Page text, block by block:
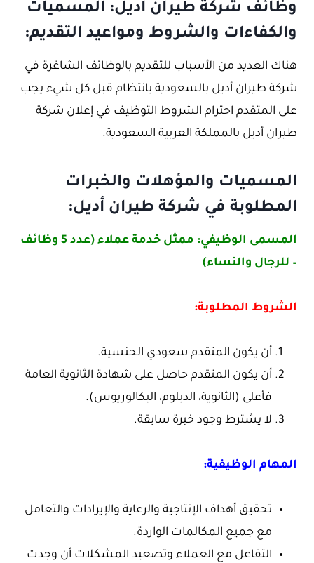
وظائف شركة طيران أديل: المسميات
والكفاءات والشروط ومواعيد التقديم:
هناك العديد من الأسباب للتقديم بالوظائف الشاغرة في
شركة طيران أديل بالسعودية بانتظام قبل كل شيء يجب
على المتقدم احترام الشروط التوظيف في إعلان شركة
طيران أديل بالمملكة العربية السعودية.
المسميات والمؤهلات والخبرات
المطلوبة في شركة طيران أديل:
المسمى الوظيفي: ممثل خدمة عملاء (عدد 5 وظائف
– للرجال والنساء)
الشروط المطلوبة:
أن يكون المتقدم سعودي الجنسية.
أن يكون المتقدم حاصل على شهادة الثانوية العامة
فأعلى (الثانوية، الدبلوم، البكالوريوس).
لا يشترط وجود خبرة سابقة.
المهام الوظيفية:
تحقيق أهداف الإنتاجية والرعاية والإيرادات والتعامل
مع جميع المكالمات الواردة.
التفاعل مع العملاء وتصعيد المشكلات أن وجدت